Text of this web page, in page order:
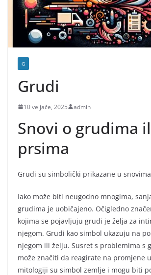
G
Grudi
10 veljače, 2025 admin
Snovi o grudima
prsima
Grudi su simbolički prikazane u
Iako može biti neugodno mnogima,
grudima je uobičajeno. Očigledno
kojima se pojavljuju grudi je želja za
njegom. Grudi kao simbol ukazuju na
njegom ili želju. Susret s problemima s
može značiti da reagirate na promjene
mitologiji su simbol zemlje i mogu biti